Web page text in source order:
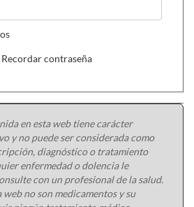
Recordar contraseña
en esta web tiene carácter
y no puede ser considerada como
diagnóstico o tratamiento
enfermedad o dolencia le
con un profesional de la salud.
no son medicamentos y su